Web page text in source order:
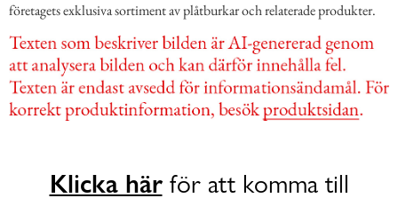
företagets exklusiva sortiment av plåtburkar och relaterade produkter.
Klicka härför att komma till